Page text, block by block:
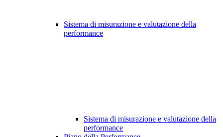
Sistema di misurazione e valutazione della
performance
Sistema di misurazione e valutazione della
performance